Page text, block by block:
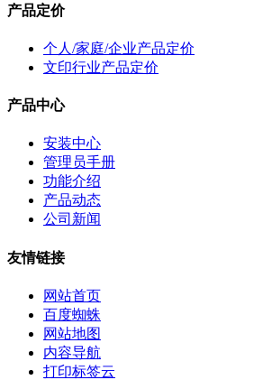
产品定价
个人/家庭/企业产品定价
文印行业产品定价
产品中心
安装中心
管理员手册
功能介绍
产品动态
公司新闻
友情链接
网站首页
百度蜘蛛
网站地图
内容导航
打印标签云